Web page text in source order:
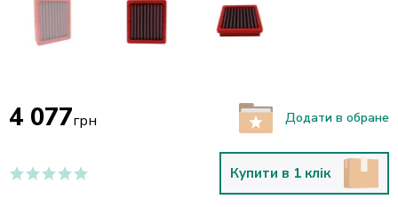
4 077грн Додати в обране
Купити в 1 клік